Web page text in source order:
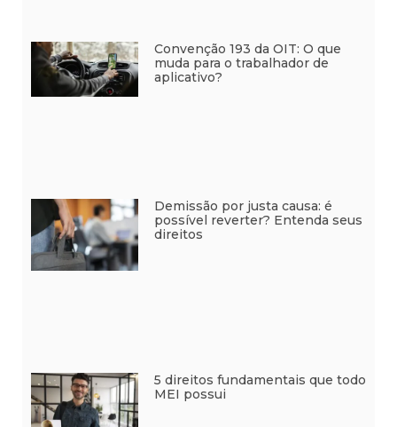
Convenção 193 da OIT: O que
muda para o trabalhador de
aplicativo?
Demissão por justa causa: é
possível reverter? Entenda seus
direitos
5 direitos fundamentais que todo
MEI possui